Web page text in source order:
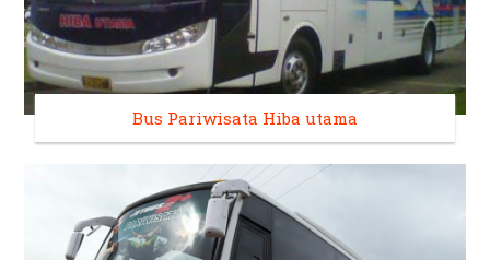
Bus Pariwisata Hiba utama